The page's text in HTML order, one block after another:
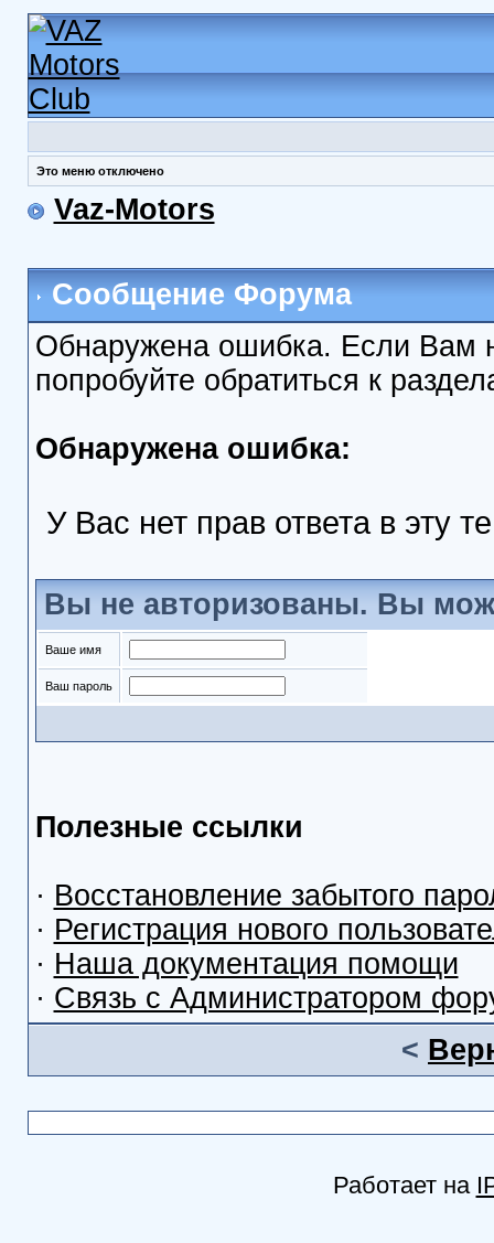
Это меню отключено
Vaz-Motors
Сообщение Форума
Обнаружена ошибка. Если Вам
попробуйте обратиться к
Обнаружена ошибка:
У Вас нет прав ответа в эту
Вы не авторизованы. Вы
Ваше имя
Ваш пароль
Полезные ссылки
· Восстановление забытого
· Регистрация нового
· Наша документация помощи
· Связь с Администратором
<
Работает на